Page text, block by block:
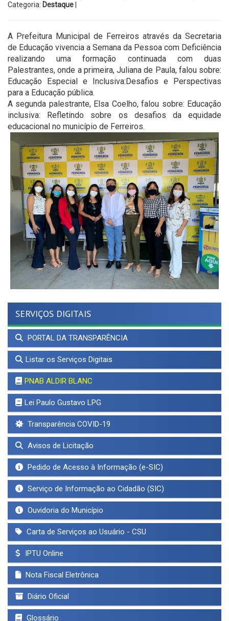
Categoria: Destaque
A Prefeitura Municipal de Ferreiros através da Secretaria
de Educação vivencia a Semana da Pessoa com Deficiência
realizando uma formação continuada com duas
Palestrantes, onde a primeira, Juliana de Paula, falou sobre:
Educação Especial e Inclusiva:Desafios e Perspectivas
para a Educação pública.
A segunda palestrante, Elsa Coelho, falou sobre: Educação
inclusiva: Refletindo sobre os desafios da equidade
educacional no município de Ferreiros.
SERVIÇOS DIGITAIS
PORTAL DA TRANSPARÊNCIA
Listar os Serviços Digitais
PNAB ALDIR BLANC
Lei Paulo Gustavo LPG
Transparência COVID-19
Avisos de Licitação
Pedido de Acesso à Informação (e-SIC)
Serviço de Informação ao Cidadão (SIC)
Ouvidoria do Município
Carta de Serviços ao Usuário - CSU
IPTU Online
Nota Fiscal Eletrônica
Diário Oficial
Glossário